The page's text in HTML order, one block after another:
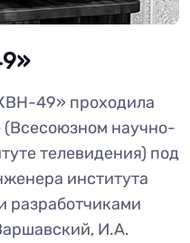
49» проходила
научно-
телевидения) под
института
И.А.